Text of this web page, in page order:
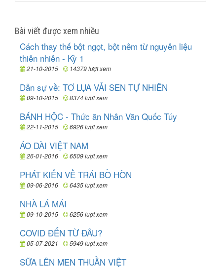
Bài viết được xem nhiều
Cách thay thế bột ngọt, bột nêm từ nguyên liệu
thiên nhiên - Kỳ 1
21-10-2015 14379 lượt xem
Dẫn sự về: TƠ LỤA VẢI SEN TỰ NHIÊN
09-10-2015 8374 lượt xem
BÁNH HỘC - Thức ăn Nhân Văn Quốc Túy
22-11-2015 6926 lượt xem
ÁO DÀI VIỆT NAM
26-01-2016 6509 lượt xem
PHÁT KIẾN VỀ TRÁI BỒ HÒN
09-06-2016 6435 lượt xem
NHÀ LÁ MÁI
09-10-2015 6256 lượt xem
COVID ĐẾN TỪ ĐÂU?
05-07-2021 5949 lượt xem
SỮA LÊN MEN THUẦN VIỆT